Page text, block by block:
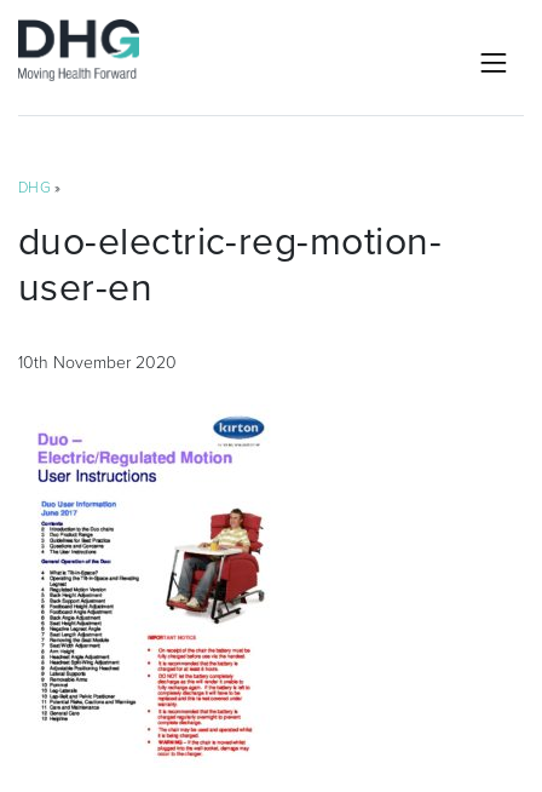
DHG »
duo-electric-reg-motion-
user-en
10th November 2020